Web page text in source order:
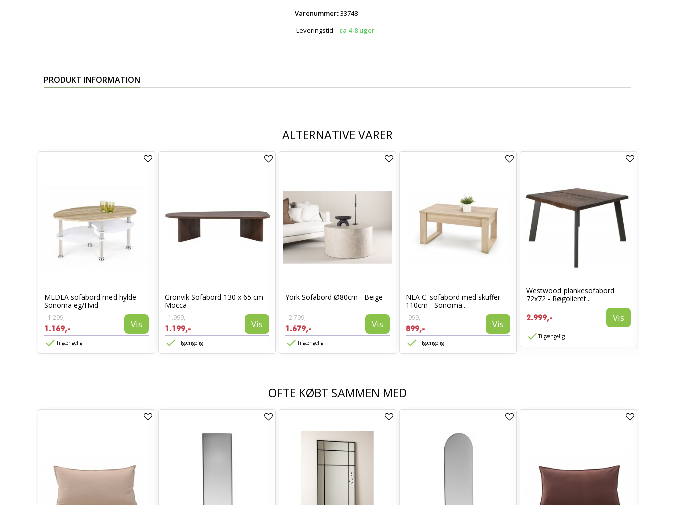
Varenummer:33748
Leveringstid: ca 4-8 uger
PRODUKT INFORMATION
ALTERNATIVE VARER
MEDEA sofabord med hylde -
Sonoma eg/Hvid
1.299,-
1.169,- Vis
Tilgængelig
Gronvik Sofabord 130 x 65 cm -
Mocca
1.999,-
1.199,- Vis
Tilgængelig
York Sofabord Ø80cm - Beige
2.799,-
1.679,- Vis
Tilgængelig
NEA C. sofabord med skuffer
110cm - Sonoma...
999,-
899,- Vis
Tilgængelig
Westwood plankesofabord
72x72 - Røgolieret...
2.999,- Vis
Tilgængelig
OFTE KØBT SAMMEN MED